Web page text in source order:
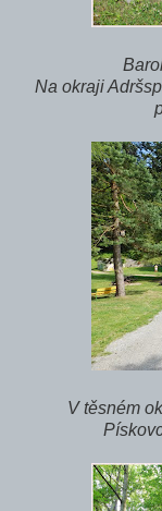
Na okraji
V těsném